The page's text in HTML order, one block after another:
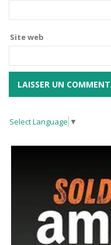
Site web
Select Language ▼